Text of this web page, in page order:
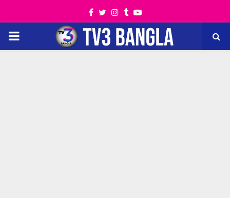
Facebook
TwitterInstagram
TumblrYoutube
PRIMARY